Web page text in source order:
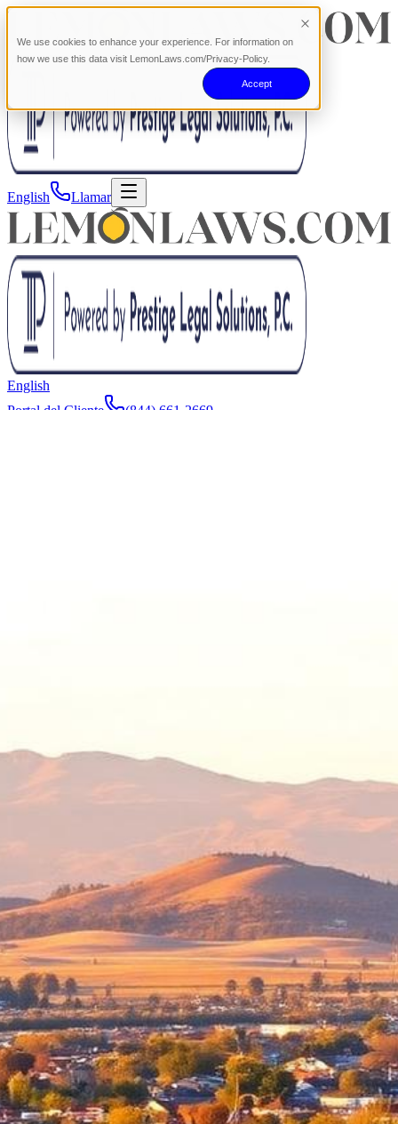
We use cookies to enhance your experience. For information on
how we use this data visit LemonLaws.com/Privacy-Policy.
Accept
English Llamar
English
Portal del Cliente
(844) 661-2669